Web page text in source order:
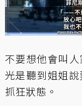
不要想他會叫
光是聽到姐姐
抓狂狀態。